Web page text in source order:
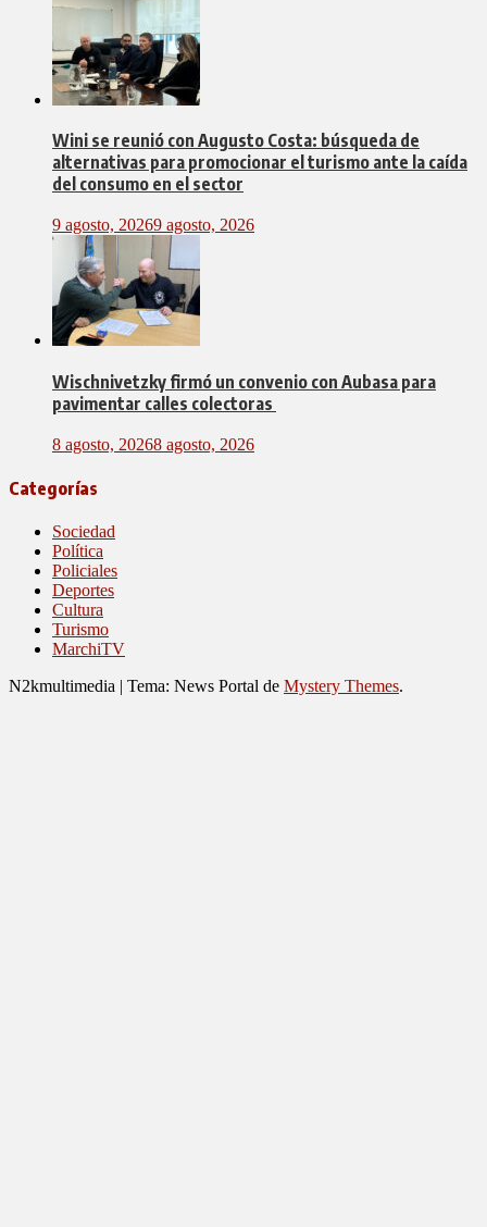
Wini se reunió con Augusto Costa: búsqueda de
alternativas para promocionar el turismo ante la caída
del consumo en el sector
9 agosto, 20269 agosto, 2026
Wischnivetzky firmó un convenio con Aubasa para
pavimentar calles colectoras
8 agosto, 20268 agosto, 2026
Categorías
Sociedad
Política
Policiales
Deportes
Cultura
Turismo
MarchiTV
N2kmultimedia | Tema: News Portal de Mystery Themes.